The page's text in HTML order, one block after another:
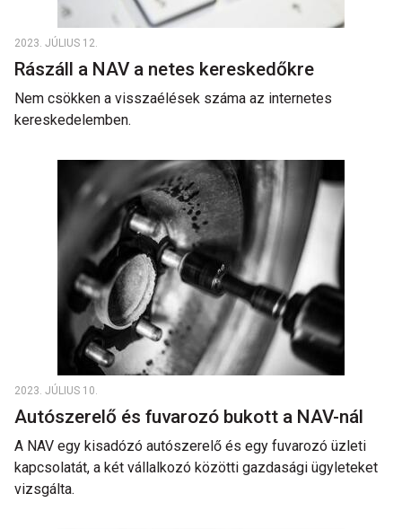
2023. JÚLIUS 12.
Rászáll a NAV a netes kereskedőkre
Nem csökken a visszaélések száma az internetes
kereskedelemben.
2023. JÚLIUS 10.
Autószerelő és fuvarozó bukott a NAV-nál
A NAV egy kisadózó autószerelő és egy fuvarozó üzleti
kapcsolatát, a két vállalkozó közötti gazdasági ügyleteket
vizsgálta.